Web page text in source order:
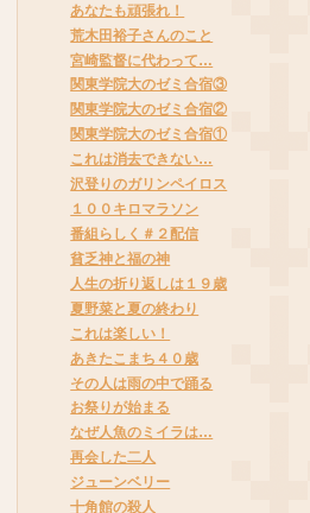
あなたも頑張れ！
荒木田裕子さんのこと
宮崎監督に代わって…
関東学院大のゼミ合宿③
関東学院大のゼミ合宿②
関東学院大のゼミ合宿①
これは消去できない…
沢登りのガリンペイロス
１００キロマラソン
番組らしく＃２配信
貧乏神と福の神
人生の折り返しは１９歳
夏野菜と夏の終わり
これは楽しい！
あきたこまち４０歳
その人は雨の中で踊る
お祭りが始まる
なぜ人魚のミイラは…
再会した二人
ジューンベリー
十角館の殺人